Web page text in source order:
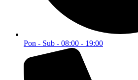
Pon - Sub - 08:00 - 19:00